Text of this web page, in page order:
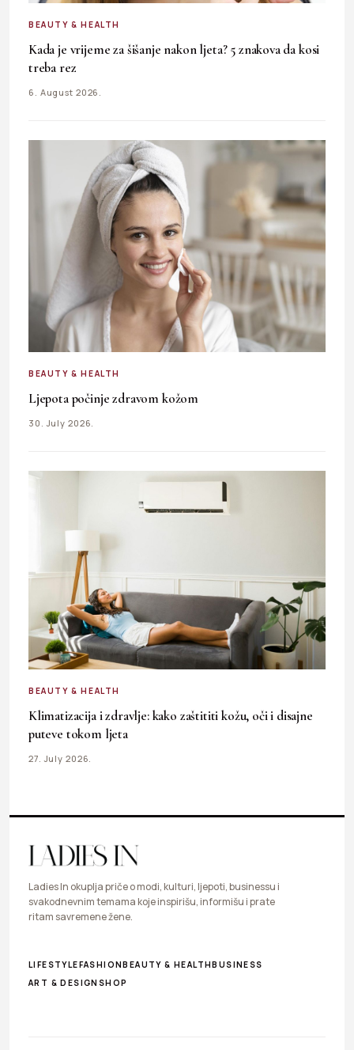
BEAUTY & HEALTH
Kada je vrijeme za šišanje nakon ljeta? 5 znakova da kosi
treba rez
6. August 2026.
BEAUTY & HEALTH
Ljepota počinje zdravom kožom
30. July 2026.
BEAUTY & HEALTH
Klimatizacija i zdravlje: kako zaštititi kožu, oči i disajne
puteve tokom ljeta
27. July 2026.
Ladies In okuplja priče o modi, kulturi, ljepoti, businessu i
svakodnevnim temama koje inspirišu, informišu i prate
ritam savremene žene.
LIFESTYLEFASHIONBEAUTY & HEALTHBUSINESS
ART & DESIGN SHOP